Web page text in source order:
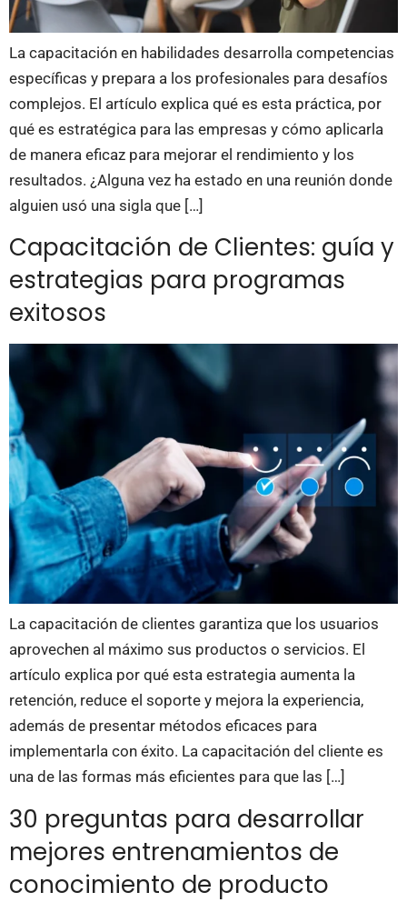
La capacitación en habilidades desarrolla competencias
específicas y prepara a los profesionales para desafíos
complejos. El artículo explica qué es esta práctica, por
qué es estratégica para las empresas y cómo aplicarla
de manera eficaz para mejorar el rendimiento y los
resultados. ¿Alguna vez ha estado en una reunión donde
alguien usó una sigla que […]
Capacitación de Clientes: guía y
estrategias para programas
exitosos
La capacitación de clientes garantiza que los usuarios
aprovechen al máximo sus productos o servicios. El
artículo explica por qué esta estrategia aumenta la
retención, reduce el soporte y mejora la experiencia,
además de presentar métodos eficaces para
implementarla con éxito. La capacitación del cliente es
una de las formas más eficientes para que las […]
30 preguntas para desarrollar
mejores entrenamientos de
conocimiento de producto